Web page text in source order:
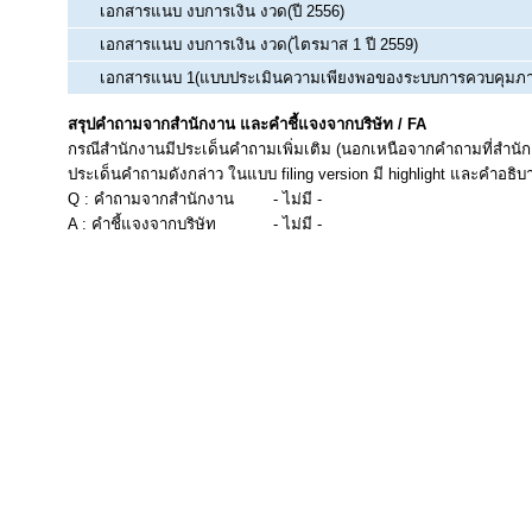
เอกสารแนบ งบการเงิน งวด(ปี 2556)
เอกสารแนบ งบการเงิน งวด(ไตรมาส 1 ปี 2559)
เอกสารแนบ 1(แบบประเมินความเพียงพอของระบบการควบคุมภ
สรุปคำถามจากสำนักงาน และคำชี้แจงจากบริษัท / FA
กรณีสำนักงานมีประเด็นคำถามเพิ่มเติม (นอกเหนือจากคำถามที่สำ
ประเด็นคำถามดังกล่าว ในแบบ filing version มี highlight และคำอธิ
Q : คำถามจากสำนักงาน
- ไม่มี -
A : คำชี้แจงจากบริษัท
- ไม่มี -